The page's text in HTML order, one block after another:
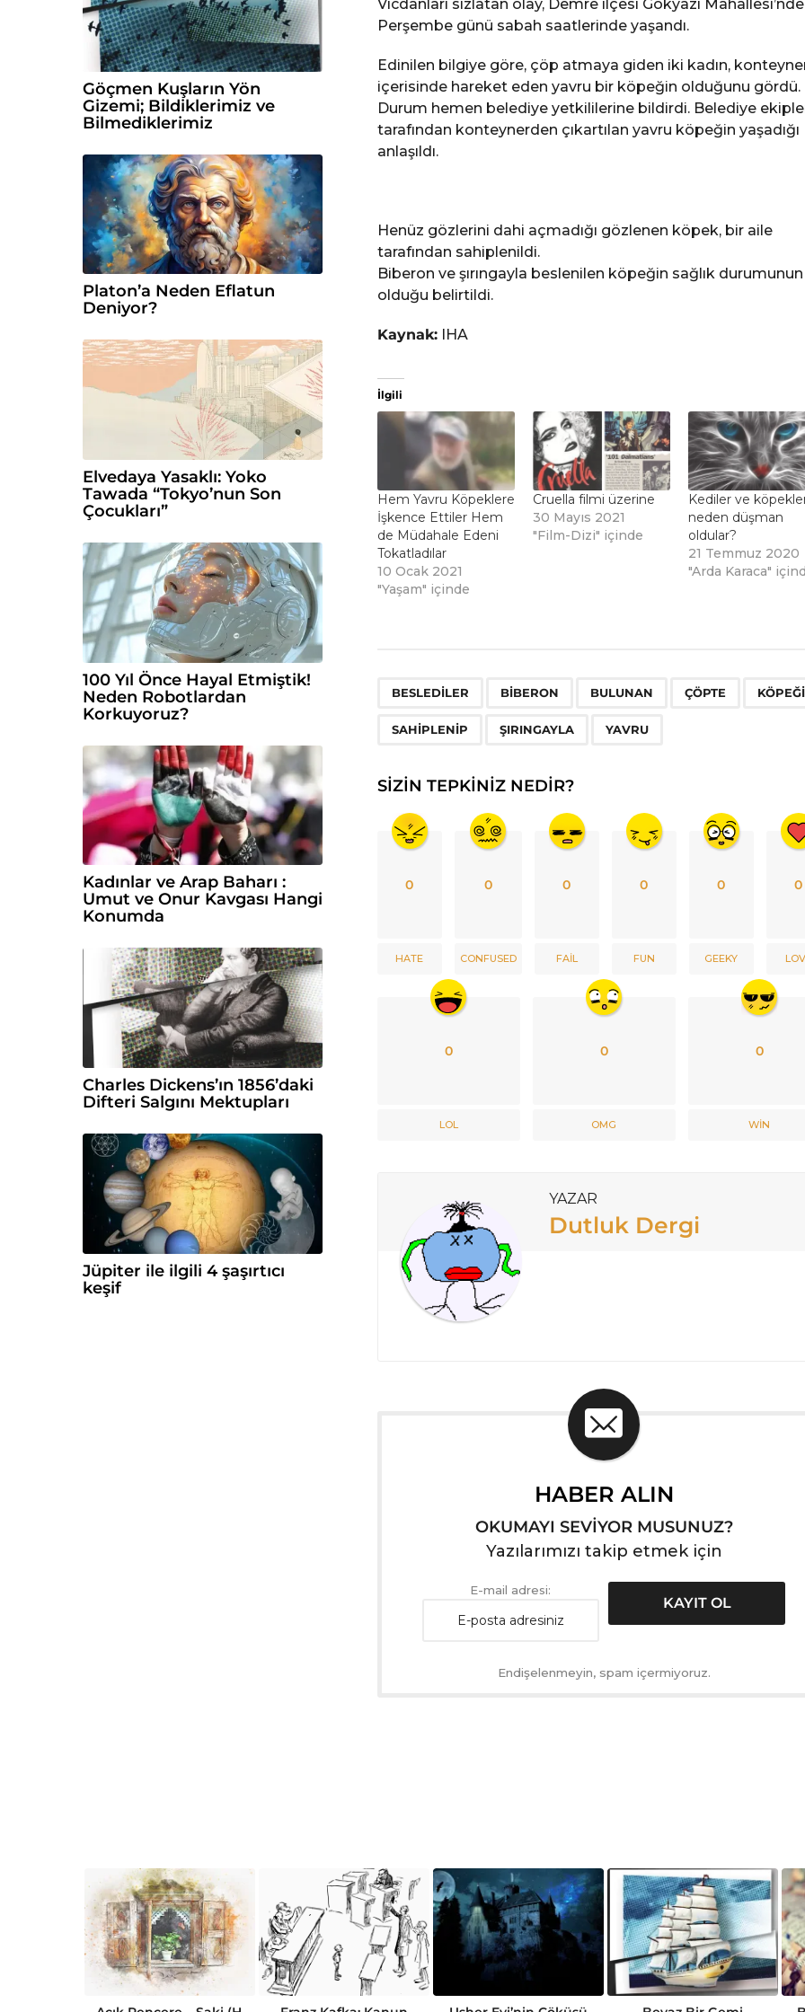
Vicdanları sızlatan olay, Demre ilçesi Gökyazı Mahallesi’nde
Perşembe günü sabah saatlerinde yaşandı.
Edinilen bilgiye göre, çöp atmaya giden iki kadın,
içerisinde hareket eden yavru bir köpeğin olduğunu gördü.
Durum hemen belediye yetkililerine bildirdi. Belediye
tarafından konteynerden çıkartılan yavru köpeğin yaşadığı
anlaşıldı.
Henüz gözlerini dahi açmadığı gözlenen köpek, bir aile
tarafından sahiplenildi.
Biberon ve şırıngayla beslenilen köpeğin sağlık
olduğu belirtildi.
Kaynak:IHA
İlgili
Hem Yavru Köpeklere
İşkence Ettiler Hem
de Müdahale Edeni
Tokatladılar
10 Ocak 2021
"Yaşam" içinde
Cruella filmi üzerine
30 Mayıs 2021
"Film-Dizi" içinde
Kediler ve
neden düşman
oldular?
21 Temmuz 2020
"Arda Karaca"
BESLEDILER BIBERON BULUNAN ÇÖPTE KÖPEĞI
SAHIPLENIP ŞIRINGAYLA YAVRU
SIZIN TEPKINIZ NEDIR?
0
HATE
0
CONFUSED
0
FAIL
0
FUN
0
GEEKY
0
0
LOL
0
OMG
0
WIN
YAZAR
Dutluk Dergi
HABER ALIN
OKUMAYI SEVİYOR MUSUNUZ?
Yazılarımızı takip etmek için
E-mail adresi:
Endişelenmeyin, spam içermiyoruz.
Göçmen Kuşların Yön
Gizemi; Bildiklerimiz ve
Bilmediklerimiz
Platon’a Neden Eflatun
Deniyor?
Elvedaya Yasaklı: Yoko
Tawada “Tokyo’nun Son
Çocukları”
100 Yıl Önce Hayal Etmiştik!
Neden Robotlardan
Korkuyoruz?
Kadınlar ve Arap Baharı :
Umut ve Onur Kavgası Hangi
Konumda
Charles Dickens’ın 1856’daki
Difteri Salgını Mektupları
Jüpiter ile ilgili 4 şaşırtıcı
keşif